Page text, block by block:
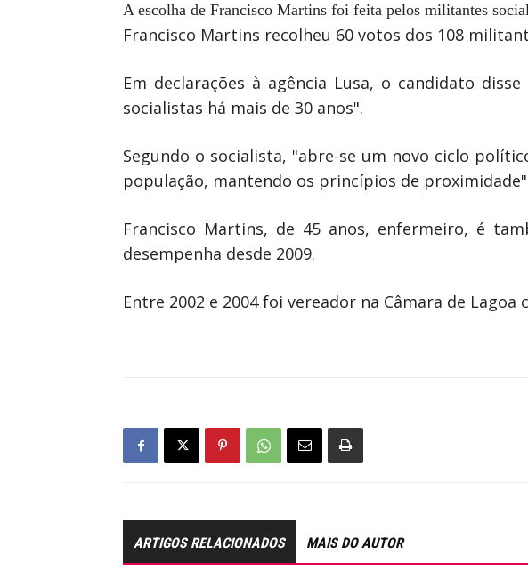
A escolha de Francisco Martins foi feita pelos militantes
Francisco Martins recolheu 60 votos dos 108
Em declarações à agência Lusa, o candidato
socialistas há mais de 30 anos".
Segundo o socialista, "abre-se um novo ciclo
população, mantendo os princípios de
Francisco Martins, de 45 anos, enfermeiro, é
desempenha desde 2009.
Entre 2002 e 2004 foi vereador na Câmara de
ARTIGOS RELACIONADOS MAIS DO AUTOR